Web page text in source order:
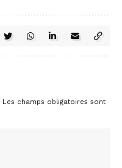
Les champs obligatoires sont